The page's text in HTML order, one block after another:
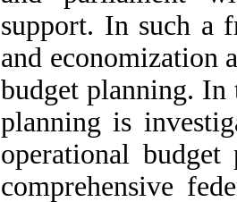
support. In such a
and economization
budget planning. In
planning is
operational
comprehensive